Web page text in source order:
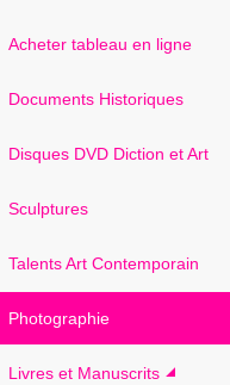
Acheter tableau en ligne
Documents Historiques
Disques DVD Diction et Art
Sculptures
Talents Art Contemporain
Photographie
Livres et Manuscrits